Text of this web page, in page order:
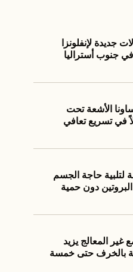
جديدة لإنفلونزا
الأشعة تحت
في تسريع تعافي
حاجة الجسم
دون حمية
غير المعالج يزيد
بالخرف حتى خمسة